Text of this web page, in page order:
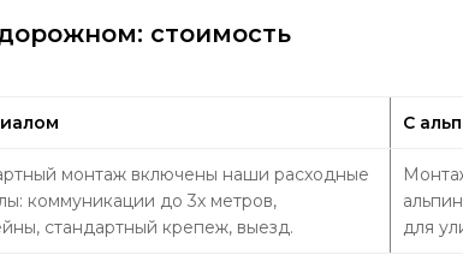
стоимость
С
монтаж включены наши расходные
коммуникации до 3х метров,
стандартный крепеж, выезд.
для